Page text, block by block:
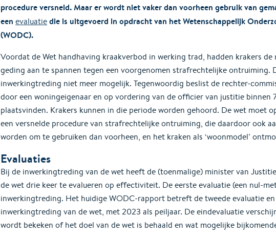
procedure versneld. Maar er wordt niet vaker dan voorheen gebruik van
een evaluatiedie is uitgevoerd in opdracht van het Wetenschappelijk
(WODC).
Voordat de Wet handhaving kraakverbod in werking trad, hadden krakers
geding aan te spannen tegen een voorgenomen strafrechtelijke ontruiming.
inwerkingtreding niet meer mogelijk. Tegenwoordig beslist de rechter-
door een woningeigenaar en op vordering van de officier van justitie binnen
plaatsvinden. Krakers kunnen in die periode worden gehoord. De wet moet
een versnelde procedure van strafrechtelijke ontruiming, die daardoor ook
worden om te gebruiken dan voorheen, en het kraken als ‘woonmodel’
Evaluaties
Bij de inwerkingtreding van de wet heeft de (toenmalige) minister van
de wet drie keer te evalueren op effectiviteit. De eerste evaluatie (een nul-
inwerkingtreding. Het huidige WODC-rapport betreft de tweede evaluatie
inwerkingtreding van de wet, met 2023 als peiljaar. De eindevaluatie
wordt bekeken of het doel van de wet is behaald en wat mogelijke